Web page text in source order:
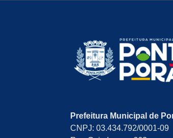
Prefeitura Municipal de
CNPJ: 03.434.792/0001-09